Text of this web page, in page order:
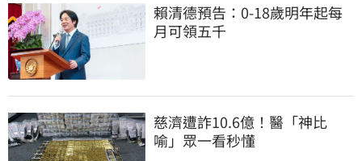
賴清德預告：0-18歲明年起每
月可領五千
慈濟遭詐10.6億！醫「神比
喻」眾一看秒懂